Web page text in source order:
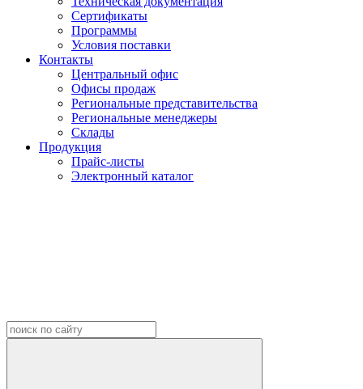
Сертификаты
Программы
Условия поставки
Контакты
Центральный офис
Офисы продаж
Региональные представительства
Региональные менеджеры
Склады
Продукция
Прайс-листы
Электронный каталог